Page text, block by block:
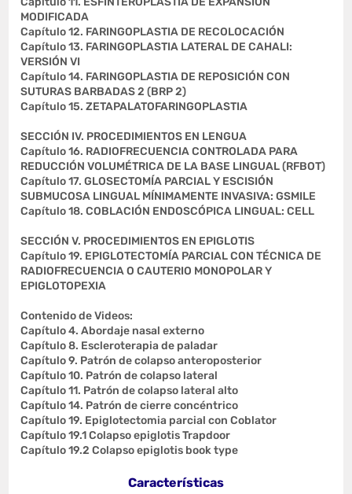
MODIFICADA
Capítulo 12. FARINGOPLASTIA DE RECOLOCACIÓN
Capítulo 13. FARINGOPLASTIA LATERAL DE CAHALI:
VERSIÓN VI
Capítulo 14. FARINGOPLASTIA DE REPOSICIÓN CON
SUTURAS BARBADAS 2 (BRP 2)
Capítulo 15. ZETAPALATOFARINGOPLASTIA
SECCIÓN IV. PROCEDIMIENTOS EN LENGUA
Capítulo 16. RADIOFRECUENCIA CONTROLADA PARA
REDUCCIÓN VOLUMÉTRICA DE LA BASE LINGUAL (RFBOT)
Capítulo 17. GLOSECTOMÍA PARCIAL Y ESCISIÓN
SUBMUCOSA LINGUAL MÍNIMAMENTE INVASIVA: GSMILE
Capítulo 18. COBLACIÓN ENDOSCÓPICA LINGUAL: CELL
SECCIÓN V. PROCEDIMIENTOS EN EPIGLOTIS
Capítulo 19. EPIGLOTECTOMÍA PARCIAL CON TÉCNICA DE
RADIOFRECUENCIA O CAUTERIO MONOPOLAR Y
EPIGLOTOPEXIA
Contenido de Videos:
Capítulo 4. Abordaje nasal externo
Capítulo 8. Escleroterapia de paladar
Capítulo 9. Patrón de colapso anteroposterior
Capítulo 10. Patrón de colapso lateral
Capítulo 11. Patrón de colapso lateral alto
Capítulo 14. Patrón de cierre concéntrico
Capítulo 19. Epiglotectomia parcial con Coblator
Capítulo 19.1 Colapso epiglotis Trapdoor
Capítulo 19.2 Colapso epiglotis book type
Características